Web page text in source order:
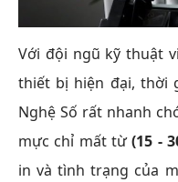
Với đội ngũ kỹ thuật
thiết bị hiện đại, thời
Nghệ Số rất nhanh
mực chỉ mất từ(15 -
in và tình trạng của